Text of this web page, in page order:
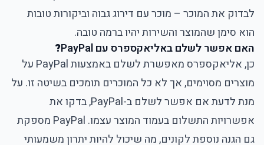
לבדוק את המוכר – מוכר עם דירוג גבוה וביקורות טובות
הוא סימן שהמוצר והשירות יהיו ברמה טובה.
האם אפשר לשלם באליאקספרס עם PayPal
?
כן, אליאקספרס מאפשרת לשלם באמצעות PayPal על
מוצרים מסוימים, אך לא כל המוכרים תומכים בשיטה זו. על
מנת לדעת אם אפשר לשלם ב-PayPal, בדקו את
אפשרויות התשלום בעמוד המוצר עצמו. PayPal מספקת
גם הגנה נוספת לקונים, מה שיכול להיות יתרון משמעותי